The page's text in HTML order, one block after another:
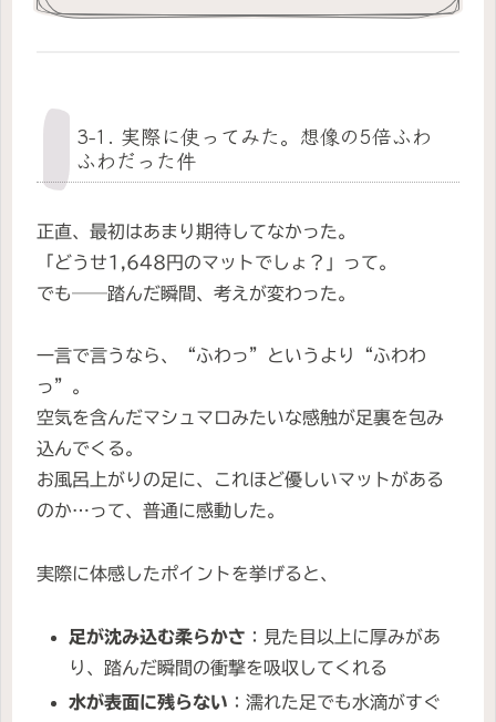
3-1. 実際に使ってみた。想像の5倍ふわ
ふわだった件
正直、最初はあまり期待してなかった。
「どうせ1,648円のマットでしょ？」って。
でも──踏んだ瞬間、考えが変わった。
一言で言うなら、“ふわっ”というより“ふわわ
っ”。
空気を含んだマシュマロみたいな感触が足裏を包み
込んでくる。
お風呂上がりの足に、これほど優しいマットがある
のか…って、普通に感動した。
実際に体感したポイントを挙げると、
足が沈み込む柔らかさ ：見た目以上に厚みがあ
り、踏んだ瞬間の衝撃を吸収してくれる
水が表面に残らない ：濡れた足でも水滴がすぐ